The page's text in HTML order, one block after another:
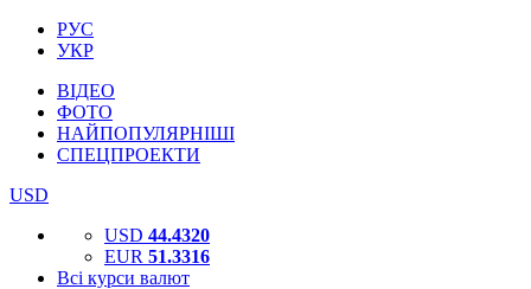
РУС
УКР
ВІДЕО
ФОТО
НАЙПОПУЛЯРНІШІ
СПЕЦПРОЕКТИ
USD
USD 44.4320
EUR 51.3316
Всі курси валют